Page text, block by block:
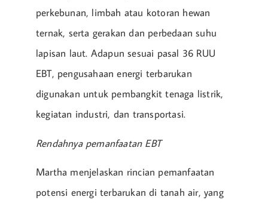
perkebunan, limbah atau kotoran hewan
ternak, serta gerakan dan perbedaan suhu
lapisan laut. Adapun sesuai pasal 36 RUU
EBT, pengusahaan energi terbarukan
digunakan untuk pembangkit tenaga listrik,
kegiatan industri, dan transportasi.
Rendahnya pemanfaatan EBT
Martha menjelaskan rincian pemanfaatan
potensi energi terbarukan di tanah air, yang